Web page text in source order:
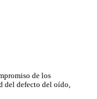
de los
del defecto del oído,